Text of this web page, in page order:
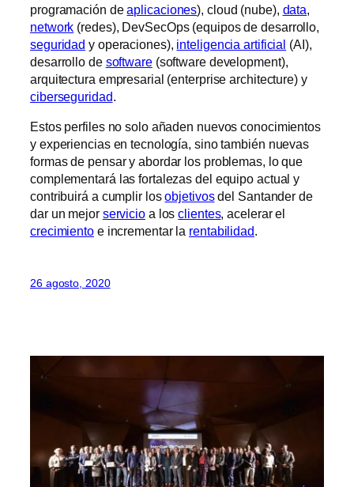
programación deaplicaciones), cloud (nube), data,
network (redes), DevSecOps (equipos de desarrollo,
seguridad y operaciones), inteligencia artificial (AI),
desarrollo de software(software development),
arquitectura empresarial (enterprise architecture) y
ciberseguridad.
Estos perfiles no solo añaden nuevos conocimientos
y experiencias en tecnología, sino también nuevas
formas de pensar y abordar los problemas, lo que
complementará las fortalezas del equipo actual y
contribuirá a cumplir losobjetivosdel Santander de
dar un mejor servicioa losclientes, acelerar el
crecimientoe incrementar la rentabilidad.
26 agosto, 2020